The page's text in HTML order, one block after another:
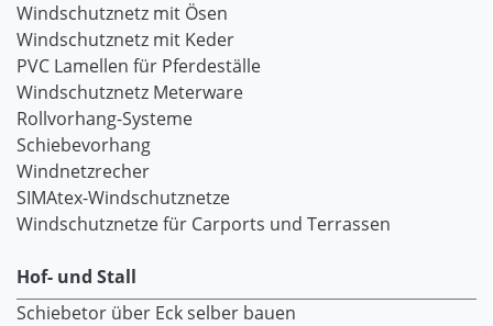
Windschutznetz mit Ösen
Windschutznetz mit Keder
PVC Lamellen für Pferdeställe
Windschutznetz Meterware
Rollvorhang-Systeme
Schiebevorhang
Windnetzrecher
SIMAtex-Windschutznetze
Windschutznetze für Carports und Terrassen
Hof- und Stall
Schiebetor über Eck selber bauen